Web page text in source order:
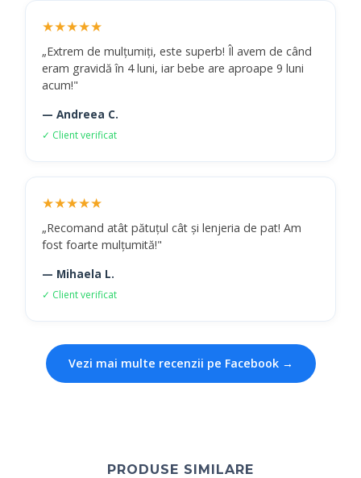
★★★★★
„Extrem de mulțumiți, este superb! Îl avem de când
eram gravidă în 4 luni, iar bebe are aproape 9 luni
acum!"
— Andreea C.
✓ Client verificat
★★★★★
„Recomand atât pătuțul cât și lenjeria de pat! Am
fost foarte mulțumită!"
— Mihaela L.
✓ Client verificat
Vezi mai multe recenzii pe Facebook →
PRODUSE SIMILARE